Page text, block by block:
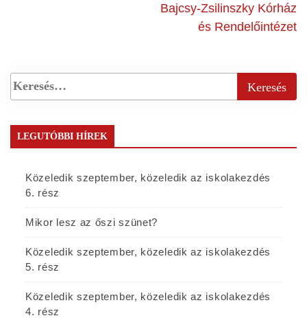
Bajcsy-Zsilinszky Kórház
és Rendelőintézet
LEGUTÓBBI HÍREK
Közeledik szeptember, közeledik az iskolakezdés
6. rész
Mikor lesz az őszi szünet?
Közeledik szeptember, közeledik az iskolakezdés
5. rész
Közeledik szeptember, közeledik az iskolakezdés
4. rész